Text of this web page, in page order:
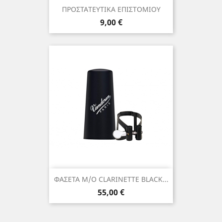
ΠΡΟΣΤΑΤΕΥΤΙΚΑ ΕΠΙΣΤΟΜΙΟΥ
Τιμή
9,00 €
ΦΑΣΕΤΑ Μ/Ο CLARINETTE BLACK...
Τιμή
55,00 €